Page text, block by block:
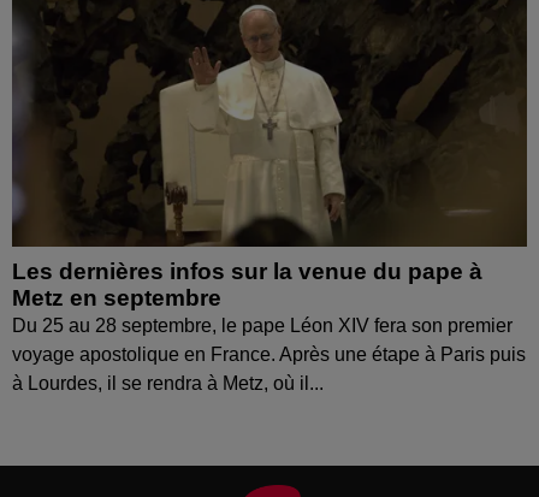
Les dernières infos sur la venue du pape à
Metz en septembre
Du 25 au 28 septembre, le pape Léon XIV fera son premier
voyage apostolique en France. Après une étape à Paris puis
à Lourdes, il se rendra à Metz, où il...